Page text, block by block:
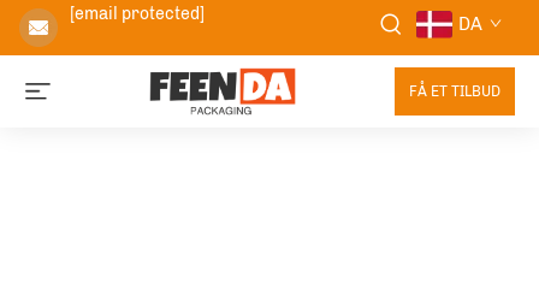
[email protected] DA
FÅ ET TILBUD